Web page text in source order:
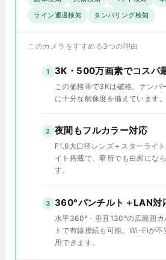
ライン通過検知
タンパリング検知
このカメラをすすめる3つの理由
1 3K・500万画素でコスパ
この価格帯で3Kは破格。ナンバ
に十分な解像度を備えています。
2 夜間もフルカラー対応
F1.6大口径レンズ＋スターライ
イト搭載で、暗所でも白黒にな
す。
3 360°パンチルト＋LAN対
水平360°・垂直130°の広範囲
トで有線接続も可能。Wi-Fiが
用できます。